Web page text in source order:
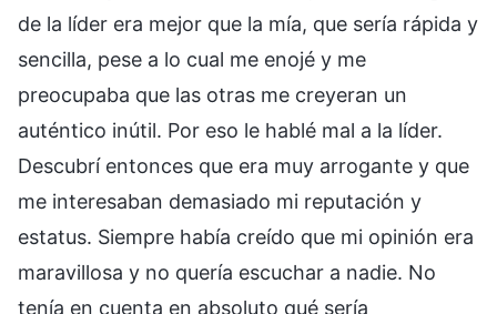
de la líder era mejor que la mía, que sería rápida y
sencilla, pese a lo cual me enojé y me
preocupaba que las otras me creyeran un
auténtico inútil. Por eso le hablé mal a la líder.
Descubrí entonces que era muy arrogante y que
me interesaban demasiado mi reputación y
estatus. Siempre había creído que mi opinión era
maravillosa y no quería escuchar a nadie. No
tenía en cuenta en absoluto qué sería